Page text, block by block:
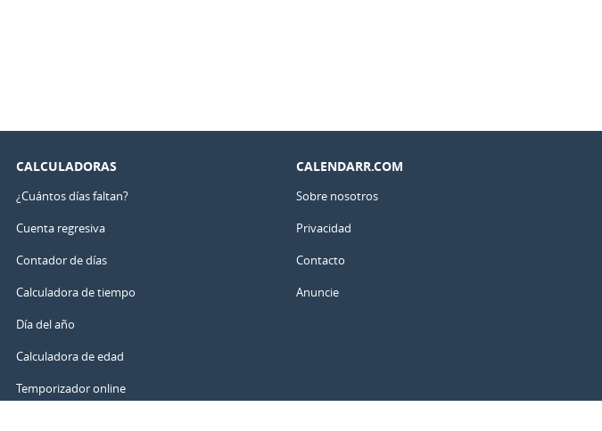
CALCULADORAS
¿Cuántos días faltan?
Cuenta regresiva
Contador de días
Calculadora de tiempo
Día del año
Calculadora de edad
Temporizador online
CALENDARR.COM
Sobre nosotros
Privacidad
Contacto
Anuncie